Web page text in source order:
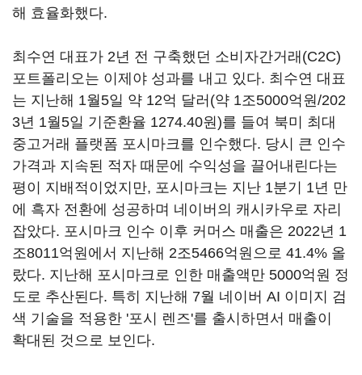
해 효율화했다.
최수연 대표가 2년 전 구축했던 소비자간거래(C2C)
포트폴리오는 이제야 성과를 내고 있다. 최수연 대표
는 지난해 1월5일 약 12억 달러(약 1조5000억원/202
3년 1월5일 기준환율 1274.40원)를 들여 북미 최대
중고거래 플랫폼 포시마크를 인수했다. 당시 큰 인수
가격과 지속된 적자 때문에 수익성을 끌어내린다는
평이 지배적이었지만, 포시마크는 지난 1분기 1년 만
에 흑자 전환에 성공하며 네이버의 캐시카우로 자리
잡았다. 포시마크 인수 이후 커머스 매출은 2022년 1
조8011억원에서 지난해 2조5466억원으로 41.4% 올
랐다. 지난해 포시마크로 인한 매출액만 5000억원 정
도로 추산된다. 특히 지난해 7월 네이버 AI 이미지 검
색 기술을 적용한 '포시 렌즈'를 출시하면서 매출이
확대된 것으로 보인다.